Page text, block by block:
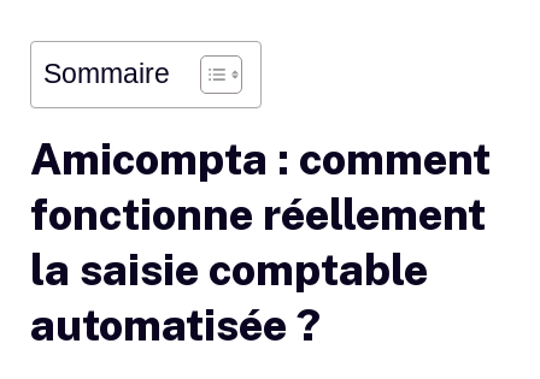
Sommaire
Amicompta : comment
fonctionne réellement
la saisie comptable
automatisée ?